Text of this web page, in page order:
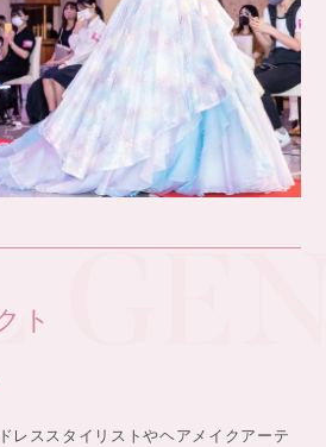
ト
レススタイリストやヘアメイクアーテ